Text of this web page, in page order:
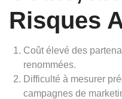
Risques
Coût élevé des
renommées.
Difficulté à mesurer
campagnes de